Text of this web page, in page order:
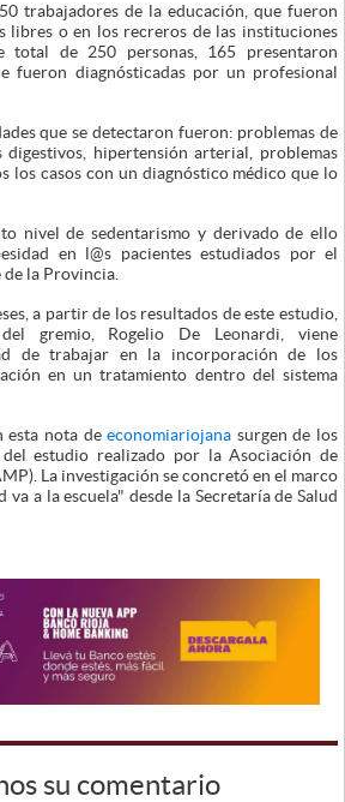
trabajadores de la educación, que fueron
libres o en los recreros de las instituciones
total de 250 personas, 165 presentaron
fueron diagnósticadas por un profesional
que se detectaron fueron: problemas de
digestivos, hipertensión arterial, problemas
los casos con un diagnóstico médico que lo
nivel de sedentarismo y derivado de ello
en l@s pacientes estudiados por el
la Provincia.
a partir de los resultados de este estudio,
gremio, Rogelio De Leonardi, viene
de trabajar en la incorporación de los
en un tratamiento dentro del sistema
esta nota deeconomiariojana surgen de los
estudio realizado por la Asociación de
La investigación se concretó en el marco
a la escuela" desde la Secretaría de Salud
su comentario